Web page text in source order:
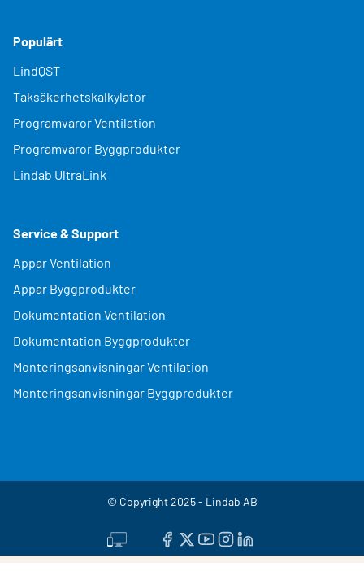
Populärt
LindQST
Taksäkerhetskalkylator
Programvaror Ventilation
Programvaror Byggprodukter
Lindab UltraLink
Service & Support
Appar Ventilation
Appar Byggprodukter
Dokumentation Ventilation
Dokumentation Byggprodukter
Monteringsanvisningar Ventilation
Monteringsanvisningar Byggprodukter
© Copyright 2025 - Lindab AB